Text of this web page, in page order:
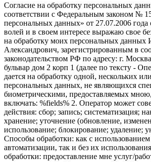
Согласие на обработку персональных
соответствии с Федеральным законом №
персональных данных» от 27.07.2006 года
волей и в своем интересе выражаю свое
на обработку моих персональных
Александрович, зарегистрированным в
законодательством РФ по адресу: г.
бульвар дом 2 корп 1 (далее по тексту -
дается на обработку одной, нескольких
персональных данных, не являющихся
биометрическими, предоставляемых
включать: %fields% 2. Оператор может
действия: сбор; запись; систематизация;
хранение; уточнение (обновление,
использование; блокирование; удаление;
Способы обработки: как с использованием
автоматизации, так и без их
обработки: предоставление мне услуг/